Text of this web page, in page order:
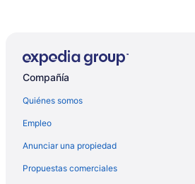
Beautiful 3 Bedroom Canal Home
with Open Water Views!
Casa Cudjoe: Tropical Canal Front
Key, Dockage, Boater's Paradise &
Key Lime Hideaway - Oceanfront
Amenities, 3BR Stilted Retreat
Casa del Mare #42 - Oceanfront,
Atlantis...Ocean Front Cottage
Compañía
Quiénes somos
Empleo
Anunciar una propiedad
Propuestas comerciales